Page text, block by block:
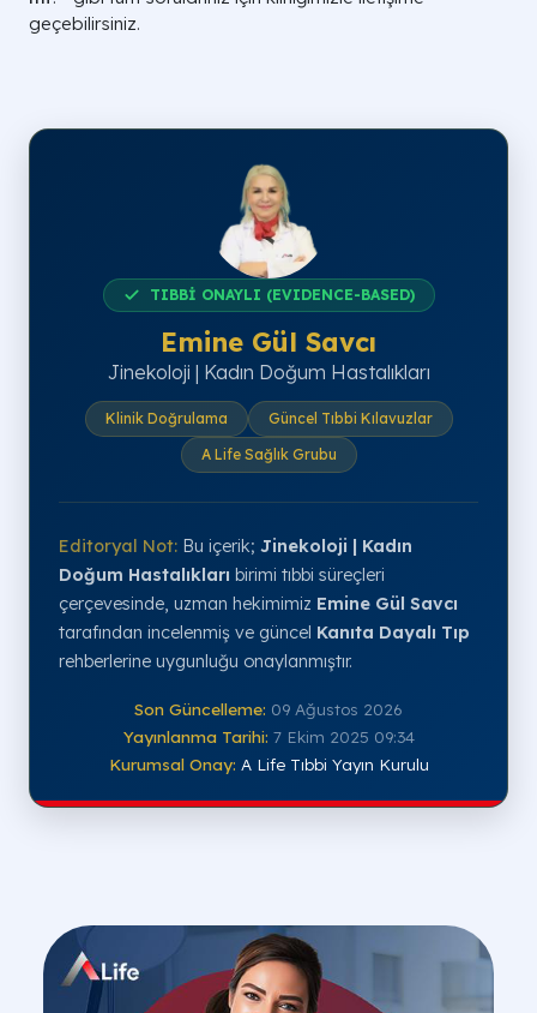
geçebilirsiniz.
TIBBİ ONAYLI (EVIDENCE-BASED)
Emine Gül Savcı
Jinekoloji | Kadın Doğum Hastalıkları
Klinik Doğrulama
Güncel Tıbbi Kılavuzlar
A Life Sağlık Grubu
Editoryal Not: Bu içerik; Jinekoloji | Kadın
Doğum Hastalıkları birimi tıbbi süreçleri
çerçevesinde, uzman hekimimiz Emine Gül Savcı
tarafından incelenmiş ve güncel Kanıta Dayalı Tıp
rehberlerine uygunluğu onaylanmıştır.
Son Güncelleme: 09 Ağustos 2026
Yayınlanma Tarihi: 7 Ekim 2025 09:34
Kurumsal Onay: A Life Tıbbi Yayın Kurulu